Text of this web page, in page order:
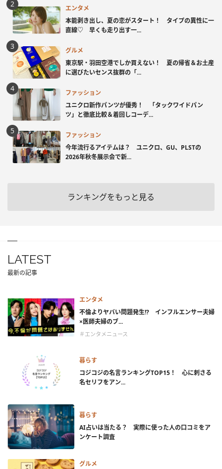
エンタメ
本能剥き出し、夏の恋がスタート！ タイプの異性に一
直線♡ 早くも走り出す一...
グルメ
東京駅・羽田空港でしか買えない！ 夏の帰省＆お土産
に選びたいセンス抜群の「...
ファッション
ユニクロ新作パンツが優秀！ 「タックワイドパン
ツ」と徹底比較＆着回しコーデ...
ファッション
今年流行るアイテムは？ ユニクロ、GU、PLSTの
2026年秋冬展示会で新...
ランキングをもっと見る
LATEST
最新の記事
エンタメ
不倫よりヤバい問題発生!? インフルエンサー夫婦
×医師夫婦のブ...
＃エンタメニュース
暮らす
コジコジの名言ランキングTOP15！ 心に刺さる
名セリフをアン...
暮らす
AI占いは当たる？ 実際に使った人の口コミをア
ンケート調査
グルメ